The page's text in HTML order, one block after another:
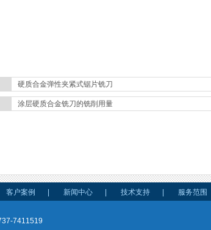
硬质合金弹性夹紧式锯片铣刀
涂层硬质合金铣刀的铣削用量
客户案例 新闻中心 技术支持 服务范围
7411519